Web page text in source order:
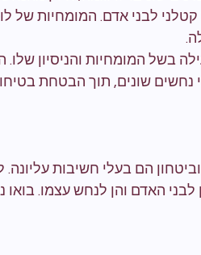
לבני אדם. המומחיות של
בשל המומחיות והניסיון
נחשים שונים, תוך הבטחת
הם בעלי חשיבות עליונה.
האדם והן לנחש עצמו. בואו